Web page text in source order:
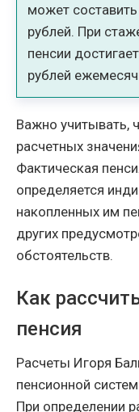
может
рублей. При
пенсии
рублей
Важно учитывать,
расчетных
Фактическая
определяется
накопленных им
других
обстоятельств.
Как
пенсия
Расчеты Игоря
пенсионной
При определении